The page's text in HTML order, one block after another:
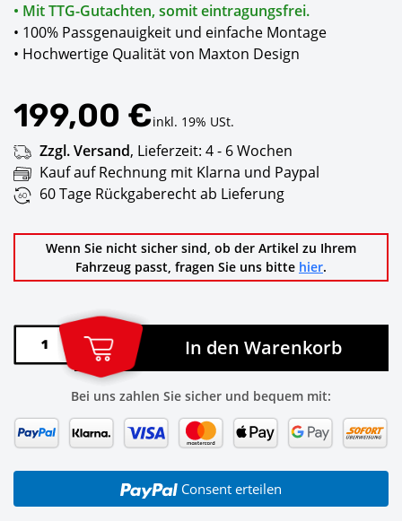
• Mit TTG-Gutachten, somit eintragungsfrei.
• 100% Passgenauigkeit und einfache Montage
• Hochwertige Qualität von Maxton Design
199,00 €inkl. 19% USt.
Zzgl. Versand, Lieferzeit: 4 - 6 Wochen
Kauf auf Rechnung mit Klarna und Paypal
60 Tage Rückgaberecht ab Lieferung
Wenn Sie nicht sicher sind, ob der Artikel zu Ihrem
Fahrzeug passt, fragen Sie uns bitte hier.
In den Warenkorb
Bei uns zahlen Sie sicher und bequem mit:
Consent erteilen